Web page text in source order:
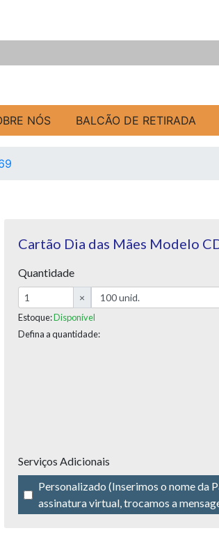
NÓS BALCÃO DE RETIRADA
Cartão Dia das Mães Modelo
Quantidade
×
Estoque:Disponível
Defina a quantidade:
Serviços Adicionais
Personalizado (Inserimos o nome da
assinatura virtual, trocamos a